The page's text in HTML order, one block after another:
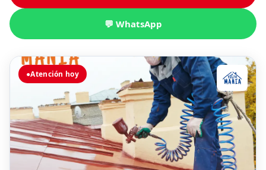
💬 WhatsApp
●Atención hoy